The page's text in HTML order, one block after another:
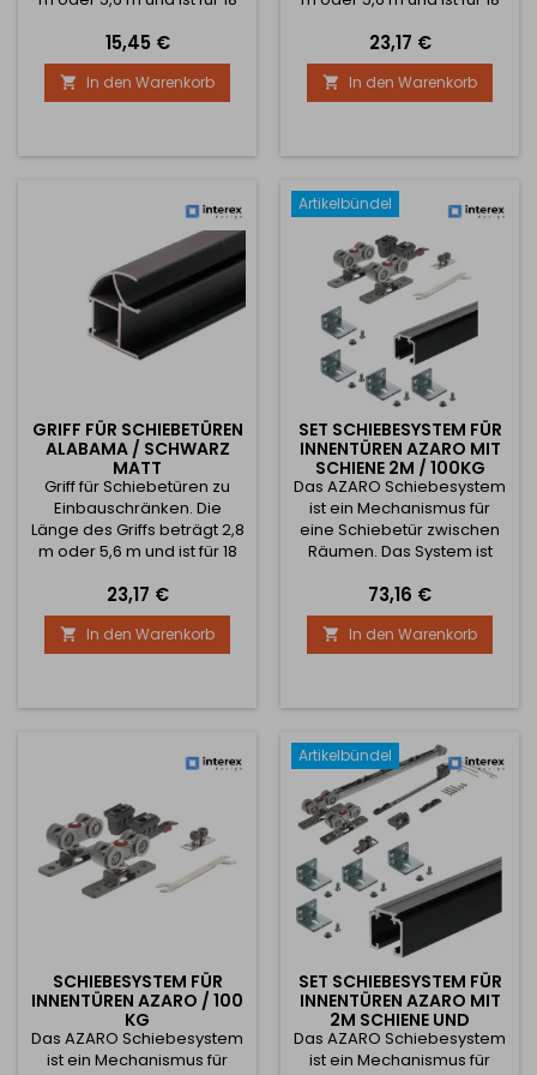
ausgelegt. Die Borsten für
diese Schiene sind gleitend
und die Borsten sind breit,
damit die Tür beim
Schrank stößt.
Preis
15,45 €
 In den Warenkorb
Glas ausgelegt. Bei
Verwendung von Glas wird
empfohlen, eine
Glasdichtung zu
diese Schiene sind
Borsten sind breit, damit die
Tür beim Schließen nicht
gegen den Schrank stößt.
Preis
23,17 €
 In den Warenkorb
GRIFF FÜR SCHIEBETÜREN
ALABAMA / SCHWARZ
MATT
Griff für Schiebetüren zu
Einbauschränken. Die
Länge des Griffs beträgt 2,8
m oder 5,6 m und ist für 18
Glas ausgelegt. Bei
Verwendung von Glas wird
empfohlen, eine
Glasdichtung zu
diese Schiene sind
Tür beim Schließen nicht
Preis
23,17 €
 In den Warenkorb
Artikelbündel
SET SCHIEBESYSTEM FÜR
INNENTÜREN AZARO MIT
SCHIENE 2M / 100KG
Das AZARO Schiebesystem
ist ein Mechanismus für
eine Schiebetür zwischen
Räumen. Das System ist
Türlast 100 kg. Das Paket
enthält auch einen
Führungsdorn, der am
Boden befestigt wird, und
Installationsmaterial. Das
Schiebebeschläge 2x
Endanschläge für Schiene
1x Schiene 2000 mm 4x
Schiene...
Preis
73,16 €
 In den Warenkorb
SCHIEBESYSTEM FÜR
INNENTÜREN AZARO / 100
KG
Das AZARO Schiebesystem
ist ein Mechanismus für
Artikelbündel
SET SCHIEBESYSTEM FÜR
INNENTÜREN AZARO MIT
2M SCHIENE UND
DÄMPFUNG / 80KG
Das AZARO Schiebesystem
ist ein Mechanismus für